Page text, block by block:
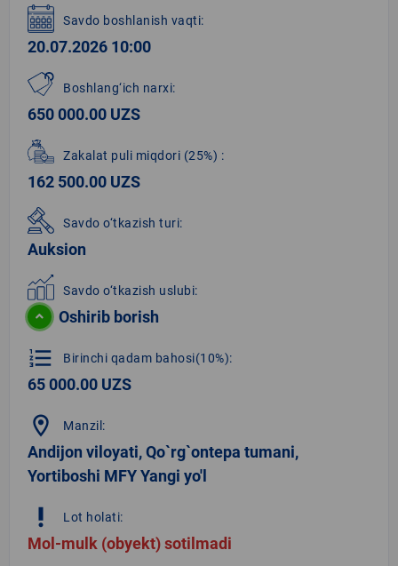
Savdo boshlanish vaqti:
20.07.2026 10:00
Boshlang‘ich narxi:
650 000.00 UZS
Zakalat puli miqdori (25%) :
162 500.00 UZS
Savdo o‘tkazish turi:
Auksion
Savdo o‘tkazish uslubi:
Oshirib borish
format_list_numbered Birinchi qadam bahosi(10%):
65 000.00 UZS
location_on Manzil:
Andijon viloyati, Qo`rg`ontepa tumani,
Yortiboshi MFY Yangi yo'l
priority_high Lot holati:
Mol-mulk (obyekt) sotilmadi